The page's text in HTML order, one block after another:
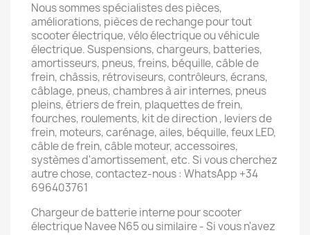
Nous sommes spécialistes des pièces,
améliorations, pièces de rechange pour tout
scooter électrique, vélo électrique ou véhicule
électrique. Suspensions, chargeurs, batteries,
amortisseurs, pneus, freins, béquille, câble de
frein, châssis, rétroviseurs, contrôleurs, écrans,
câblage, pneus, chambres à air internes, pneus
pleins, étriers de frein, plaquettes de frein,
fourches, roulements, kit de direction , leviers de
frein, moteurs, carénage, ailes, béquille, feux LED,
câble de frein, câble moteur, accessoires,
systèmes d'amortissement, etc. Si vous cherchez
autre chose, contactez-nous : WhatsApp +34
696403761
Chargeur de batterie interne pour scooter
électrique Navee N65 ou similaire - Si vous n'avez